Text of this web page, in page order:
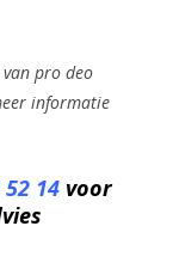
pro deo
informatie
52 14 voor